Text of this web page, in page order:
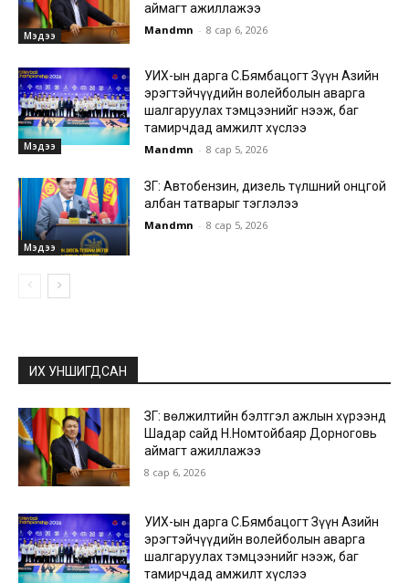
Мэдээ
аймагт ажиллажээ
Mandmn - 8 сар 6, 2026
Мэдээ
УИХ-ын дарга С.Бямбацогт Зүүн Азийн
эрэгтэйчүүдийн волейболын аварга
шалгаруулах тэмцээнийг нээж, баг
тамирчдад амжилт хүслээ
Mandmn - 8 сар 5, 2026
Мэдээ
ЗГ: Автобензин, дизель түлшний онцгой
албан татварыг тэглэлээ
Mandmn - 8 сар 5, 2026
ИХ УНШИГДСАН
ЗГ: Өвөлжилтийн бэлтгэл ажлын хүрээнд
Шадар сайд Н.Номтойбаяр Дорноговь
аймагт ажиллажээ
8 сар 6, 2026
УИХ-ын дарга С.Бямбацогт Зүүн Азийн
эрэгтэйчүүдийн волейболын аварга
шалгаруулах тэмцээнийг нээж, баг
тамирчдад амжилт хүслээ